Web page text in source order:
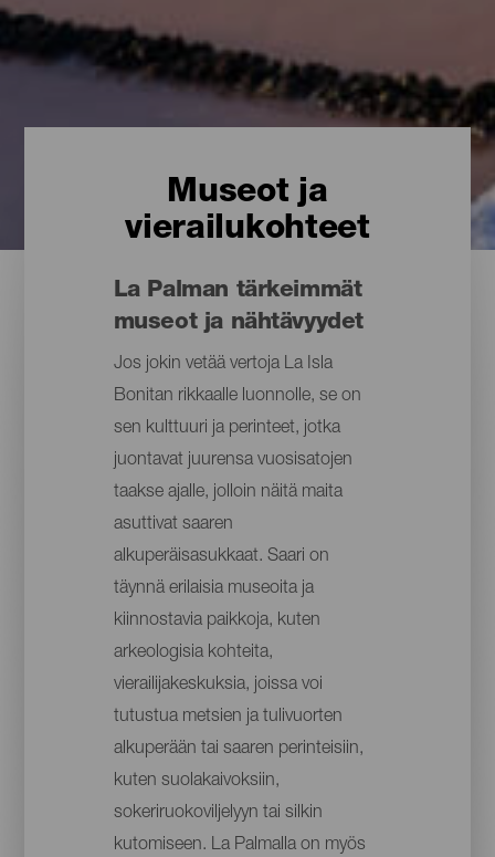
Museot ja
vierailukohteet
La Palman tärkeimmät
museot ja nähtävyydet
Jos jokin vetää vertoja La Isla
Bonitan rikkaalle luonnolle, se on
sen kulttuuri ja perinteet, jotka
juontavat juurensa vuosisatojen
taakse ajalle, jolloin näitä maita
asuttivat saaren
alkuperäisasukkaat. Saari on
täynnä erilaisia museoita ja
kiinnostavia paikkoja, kuten
arkeologisia kohteita,
vierailijakeskuksia, joissa voi
tutustua metsien ja tulivuorten
alkuperään tai saaren perinteisiin,
kuten suolakaivoksiin,
sokeriruokoviljelyyn tai silkin
kutomiseen. La Palmalla on myös